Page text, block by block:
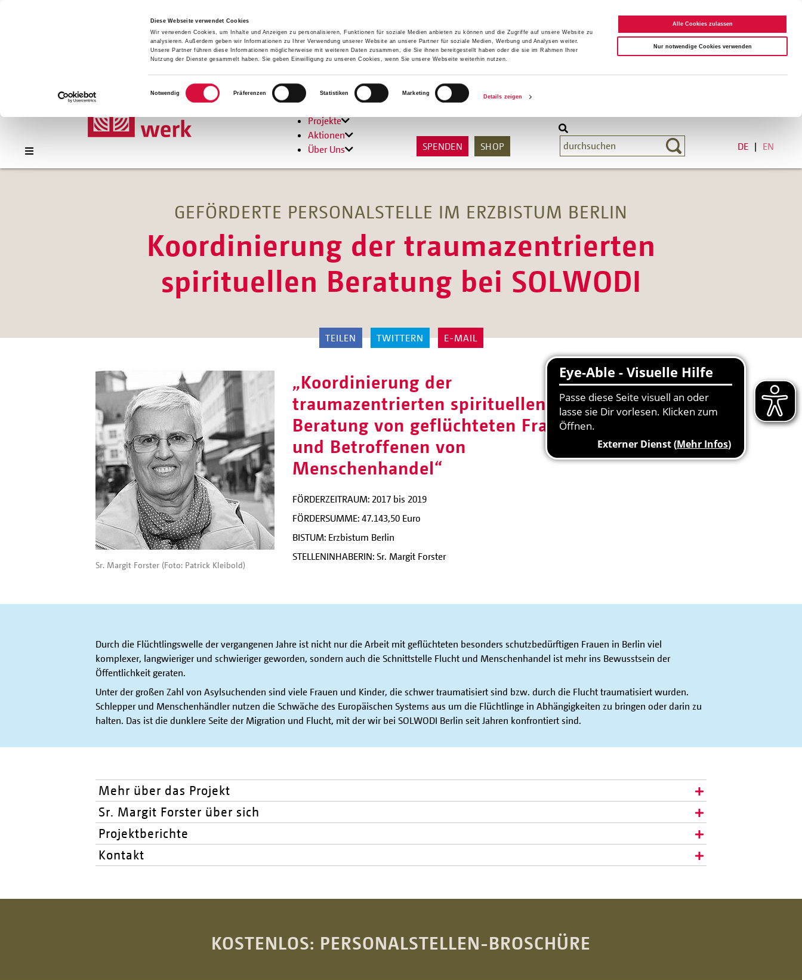
Diese Webseite verwendet Cookies
Wir verwenden Cookies, um Inhalte und Anzeigen zu personalisieren, Funktionen für soziale Medien anbieten zu können und die Zugriffe auf unsere Website zu
analysieren. Außerdem geben wir Informationen zu Ihrer Verwendung unserer Website an unsere Partner für soziale Medien, Werbung und Analysen weiter.
Unsere Partner führen diese Informationen möglicherweise mit weiteren Daten zusammen, die Sie ihnen bereitgestellt haben oder die sie im Rahmen Ihrer
Nutzung der Dienste gesammelt haben. Sie geben Einwilligung zu unseren Cookies, wenn Sie unsere Webseite weiterhin nutzen.
Einwilligungsauswahl
Notwendig
Präferenzen Statistiken Marketing
Details zeigen
Alle Cookies zulassen
Nur notwendige Cookies verwenden
Hilfen
Projekte
Aktionen
Über Uns
SPENDEN SHOP DE EN
GEFÖRDERTE PERSONALSTELLE IM ERZBISTUM BERLIN
Koordinierung der traumazentrierten
spirituellen Beratung bei SOLWODI
TEILEN TWITTERN E-MAIL
Sr. Margit Forster (Foto: Patrick Kleibold)
„Koordinierung der
traumazentrierten spirituellen
Beratung von geflüchteten Frauen
und Betroffenen von
Menschenhandel“
FÖRDERZEITRAUM: 2017 bis 2019
FÖRDERSUMME: 47.143,50 Euro
BISTUM: Erzbistum Berlin
STELLENINHABERIN: Sr. Margit Forster
Durch die Flüchtlingswelle der vergangenen Jahre ist nicht nur die Arbeit mit geflüchteten besonders schutzbedürftigen Frauen in Berlin viel
komplexer, langwieriger und schwieriger geworden, sondern auch die Schnittstelle Flucht und Menschenhandel ist mehr ins Bewusstsein der
Öffentlichkeit geraten.
Unter der großen Zahl von Asylsuchenden sind viele Frauen und Kinder, die schwer traumatisiert sind bzw. durch die Flucht traumatisiert wurden.
Schlepper und Menschenhändler nutzen die Schwäche des Europäischen Systems aus um die Flüchtlinge in Abhängigkeiten zu bringen oder darin zu
halten. Das ist die dunklere Seite der Migration und Flucht, mit der wir bei SOLWODI Berlin seit Jahren konfrontiert sind.
Mehr über das Projekt
Sr. Margit Forster über sich
Projektberichte
Kontakt
KOSTENLOS: PERSONALSTELLEN-BROSCHÜRE